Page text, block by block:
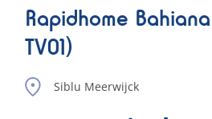
Rapidhome
TV01)
Siblu Meerwijck